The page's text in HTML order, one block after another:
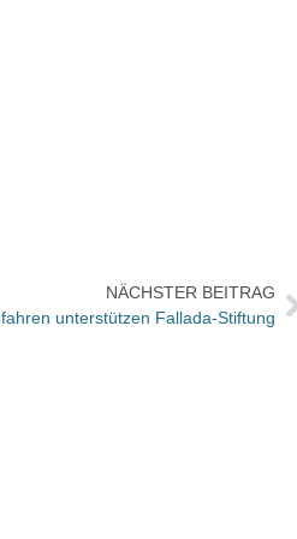
NÄCHSTER BEITRAG
unterstützen Fallada-Stiftung